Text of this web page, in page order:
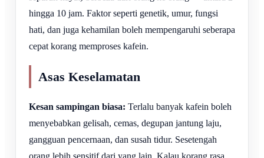
hingga 10 jam. Faktor seperti genetik, umur, fungsi
hati, dan juga kehamilan boleh mempengaruhi seberapa
cepat korang memproses kafein.
Asas Keselamatan
Kesan sampingan biasa: Terlalu banyak kafein boleh
menyebabkan gelisah, cemas, degupan jantung laju,
gangguan pencernaan, dan susah tidur. Sesetengah